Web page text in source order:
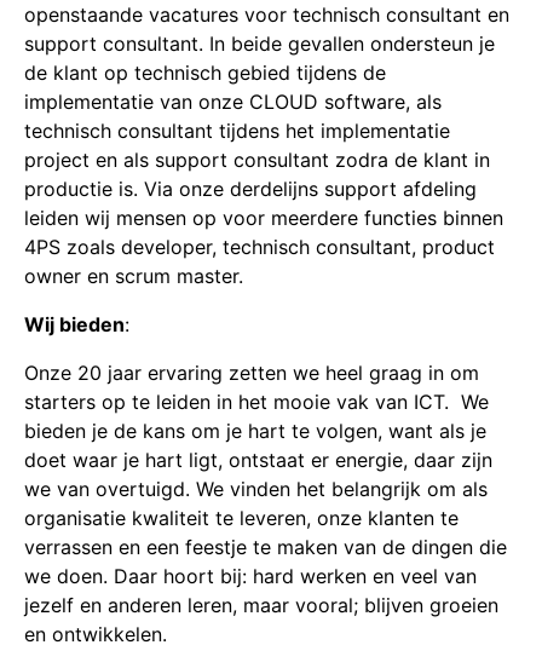
openstaande vacatures voor technisch consultant en
support consultant. In beide gevallen ondersteun je
de klant op technisch gebied tijdens de
implementatie van onze CLOUD software, als
technisch consultant tijdens het implementatie
project en als support consultant zodra de klant in
productie is. Via onze derdelijns support afdeling
leiden wij mensen op voor meerdere functies binnen
4PS zoals developer, technisch consultant, product
owner en scrum master.
Wij bieden:
Onze 20 jaar ervaring zetten we heel graag in om
starters op te leiden in het mooie vak van ICT. We
bieden je de kans om je hart te volgen, want als je
doet waar je hart ligt, ontstaat er energie, daar zijn
we van overtuigd. We vinden het belangrijk om als
organisatie kwaliteit te leveren, onze klanten te
verrassen en een feestje te maken van de dingen die
we doen. Daar hoort bij: hard werken en veel van
jezelf en anderen leren, maar vooral; blijven groeien
en ontwikkelen.